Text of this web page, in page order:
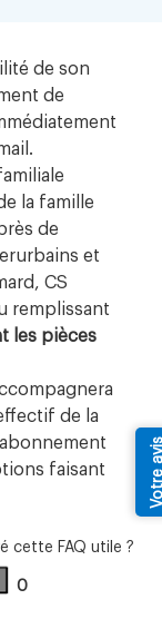
de son
de
la famille
de
et
CS
remplissant
les pièces
de la
faisant
cette FAQ utile ?
0